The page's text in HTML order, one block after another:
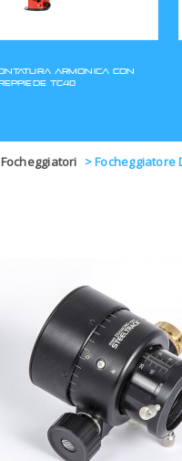
Focheggiatori >Focheggiatore